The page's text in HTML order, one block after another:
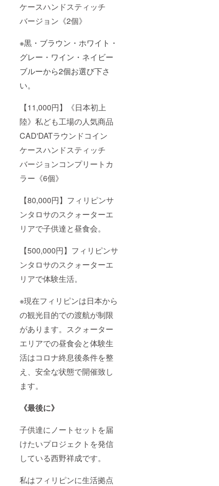
ケースハンドスティッチ
バージョン《2個》
※黒・ブラウン・ホワイト・
グレー・ワイン・ネイビー
ブルーから2個お選び下さ
い。
【11,000円】《日本初上
陸》私ども工場の人気商品
CAD'DATラウンドコイン
ケースハンドスティッチ
バージョンコンプリートカ
ラー《6個》
【80,000円】フィリピンサ
ンタロサのスクォーターエ
リアで子供達と昼食会。
【500,000円】フィリピンサ
ンタロサのスクォーターエ
リアで体験生活。
※現在フィリピンは日本から
の観光目的での渡航が制限
があります。スクォーター
エリアでの昼食会と体験生
活はコロナ終息後条件を整
え、安全な状態で開催致し
ます。
《最後に》
子供達にノートセットを届
けたいプロジェクトを発信
している西野祥成です。
私はフィリピンに生活拠点